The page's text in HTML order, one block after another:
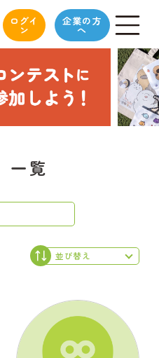
ログイ
ン
企業の方
へ
一覧